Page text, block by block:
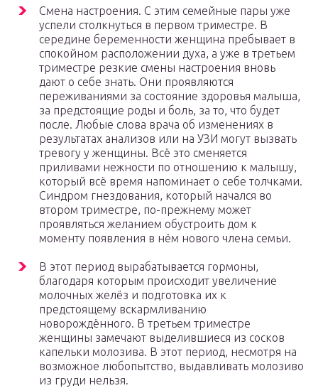
Смена настроения. С этим семейные пары уже
успели столкнуться в первом триместре. В
середине беременности женщина пребывает в
спокойном расположении духа, а уже в третьем
триместре резкие смены настроения вновь
дают о себе знать. Они проявляются
переживаниями за состояние здоровья малыша,
за предстоящие роды и боль, за то, что будет
после. Любые слова врача об изменениях в
результатах анализов или на УЗИ могут вызвать
тревогу у женщины. Всё это сменяется
приливами нежности по отношению к малышу,
который всё время напоминает о себе толчками.
Синдром гнездования, который начался во
втором триместре, по-прежнему может
проявляться желанием обустроить дом к
моменту появления в нём нового члена семьи.
В этот период вырабатывается гормоны,
благодаря которым происходит увеличение
молочных желёз и подготовка их к
предстоящему вскармливанию
новорождённого. В третьем триместре
женщины замечают выделившиеся из сосков
капельки молозива. В этот период, несмотря на
возможное любопытство, выдавливать молозиво
из груди нельзя.